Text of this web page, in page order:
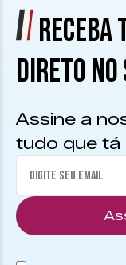
RECEBA
DIRETO
Assine a
tudo que tá